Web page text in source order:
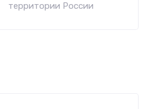
территории России